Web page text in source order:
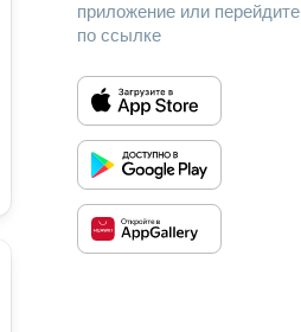
приложение или перейдите
по ссылке